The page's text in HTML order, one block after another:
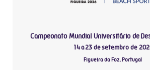
Campeonato Mundial Universitário de
14 a 23 de setembro de
Figueira da Foz, Portugal